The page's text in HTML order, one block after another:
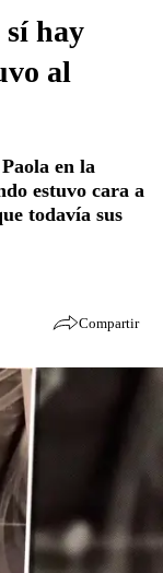
sí hay
al
en la
estuvo cara a
todavía sus
Compartir